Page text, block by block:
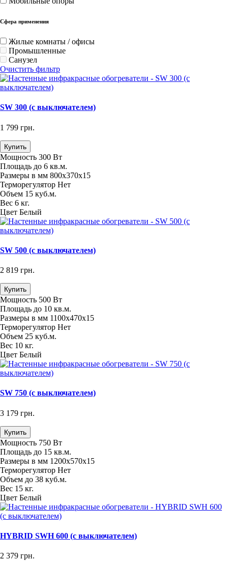
Сфера применения
Жилые комнаты / офисы
Промышленные
Санузел
Очистить фильтр
SW 300 (с выключателем)
1 799 грн.
Купить
Мощность 300 Вт
Площадь до 6 кв.м.
Размеры в мм 800х370х15
Терморегулятор Нет
Объем 15 куб.м.
Вес 6 кг.
Цвет Белый
SW 500 (с выключателем)
2 819 грн.
Купить
Мощность 500 Вт
Площадь до 10 кв.м.
Размеры в мм 1100х470х15
Терморегулятор Нет
Объем 25 куб.м.
Вес 10 кг.
Цвет Белый
SW 750 (с выключателем)
3 179 грн.
Купить
Мощность 750 Вт
Площадь до 15 кв.м.
Размеры в мм 1200х570х15
Терморегулятор Нет
Объем до 38 куб.м.
Вес 15 кг.
Цвет Белый
HYBRID SWH 600 (с выключателем)
2 379 грн.